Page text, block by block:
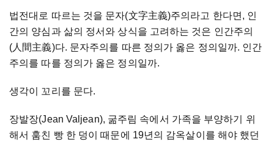
법전대로 따르는 것을 문자(文字主義)주의라고 한다면, 인
간의 양심과 삶의 정서와 상식을 고려하는 것은 인간주의
(人間主義)다. 문자주의를 따른 정의가 옳은 정의일까. 인간
주의를 따를 정의가 옳은 정의일까.
생각이 꼬리를 문다.
장발장(Jean Valjean), 굶주림 속에서 가족을 부양하기 위
해서 훔친 빵 한 덩이 때문에 19년의 감옥살이를 해야 했던